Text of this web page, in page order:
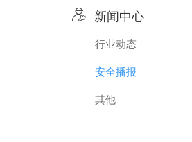
 新闻中心
行业动态
安全播报
其他